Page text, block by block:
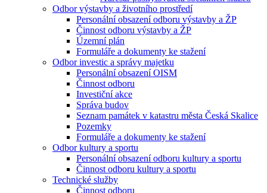
Odbor výstavby a životního prostředí
Personální obsazení odboru výstavby a ŽP
Činnost odboru výstavby a ŽP
Územní plán
Formuláře a dokumenty ke stažení
Odbor investic a správy majetku
Personální obsazení OISM
Činnost odboru
Investiční akce
Správa budov
Seznam památek v katastru města Česká Skalice
Pozemky
Formuláře a dokumenty ke stažení
Odbor kultury a sportu
Personální obsazení odboru kultury a sportu
Činnost odboru kultury a sportu
Technické služby
Činnost odboru